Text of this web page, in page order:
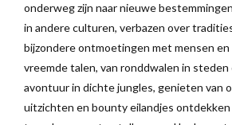
onderweg zijn naar nieuwe
in andere culturen, verbazen over
bijzondere ontmoetingen met mensen en
vreemde talen, van ronddwalen in steden
avontuur in dichte jungles, genieten van
uitzichten en bounty eilandjes ontdekken